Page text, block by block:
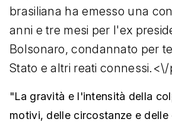
brasiliana ha emesso una
anni e tre mesi per l'ex
Bolsonaro, condannato per
Stato e altri reati connessi.<\/
"La gravità e l'intensità della
motivi, delle circostanze e delle